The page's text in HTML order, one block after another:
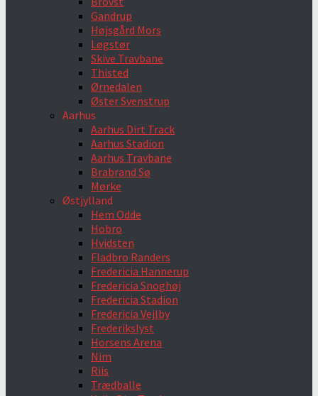
Gandrup
Højsgård Mors
Løgstør
Skive Travbane
Thisted
Ørnedalen
Øster Svenstrup
Aarhus
Aarhus Dirt Track
Aarhus Stadion
Aarhus Travbane
Brabrand Sø
Mørke
Østjylland
Hem Odde
Hobro
Hvidsten
Fladbro Randers
Fredericia Hannerup
Fredericia Snoghøj
Fredericia Stadion
Fredericia Vejlby
Frederikslyst
Horsens Arena
Nim
Riis
Trædballe